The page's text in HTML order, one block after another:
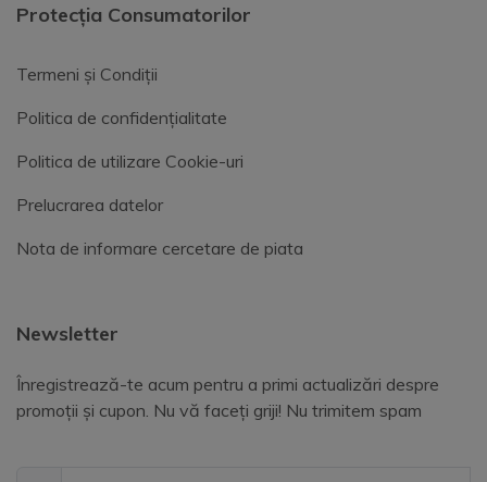
Protecția Consumatorilor
Termeni și Condiții
Politica de confidențialitate
Politica de utilizare Cookie-uri
Prelucrarea datelor
Nota de informare cercetare de piata
Newsletter
Înregistrează-te acum pentru a primi actualizări despre
promoții și cupon. Nu vă faceți griji! Nu trimitem spam